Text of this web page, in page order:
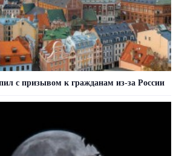
с призывом к гражданам из-за России